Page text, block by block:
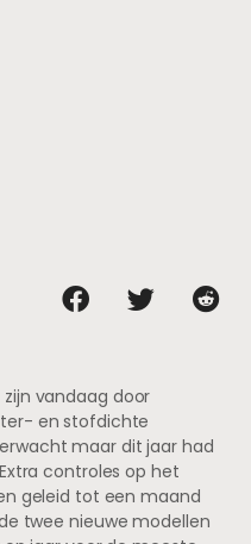
zijn vandaag door
en stofdichte
maar dit jaar had
controles op het
geleid tot een maand
twee nieuwe modellen